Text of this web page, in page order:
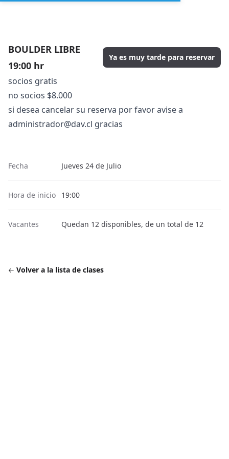
BOULDER LIBRE
19:00 hr
Ya es muy tarde para reservar
socios gratis
no socios $8.000
si desea cancelar su reserva por favor avise a
administrador@dav.cl gracias
Fecha Jueves 24 de Julio
Hora de inicio 19:00
Vacantes Quedan 12 disponibles, de un total de 12
Volver a la lista de clases